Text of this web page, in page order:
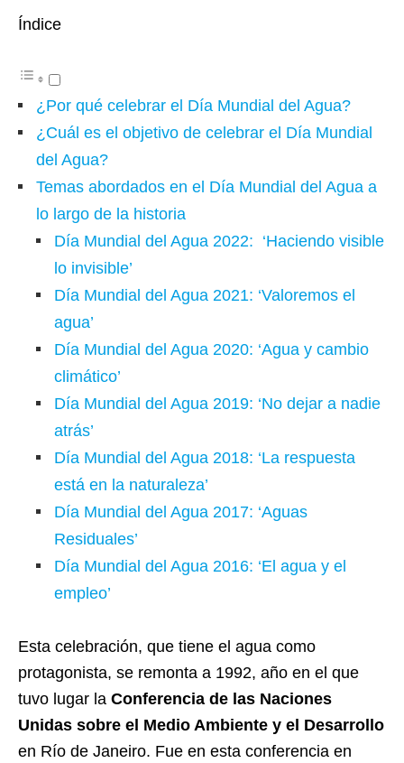
Índice
¿Por qué celebrar el Día Mundial del Agua?
¿Cuál es el objetivo de celebrar el Día Mundial
del Agua?
Temas abordados en el Día Mundial del Agua a
lo largo de la historia
Día Mundial del Agua 2022: ‘Haciendo visible
lo invisible’
Día Mundial del Agua 2021: ‘Valoremos el
agua’
Día Mundial del Agua 2020: ‘Agua y cambio
climático’
Día Mundial del Agua 2019: ‘No dejar a nadie
atrás’
Día Mundial del Agua 2018: ‘La respuesta
está en la naturaleza’
Día Mundial del Agua 2017: ‘Aguas
Residuales’
Día Mundial del Agua 2016: ‘El agua y el
empleo’
Esta celebración, que tiene el agua como
protagonista, se remonta a 1992, año en el que
tuvo lugar la Conferencia de las Naciones
Unidas sobre el Medio Ambiente y el Desarrollo
en Río de Janeiro. Fue en esta conferencia en